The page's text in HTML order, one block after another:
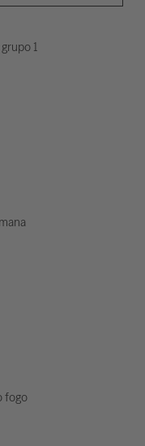
1
fogo